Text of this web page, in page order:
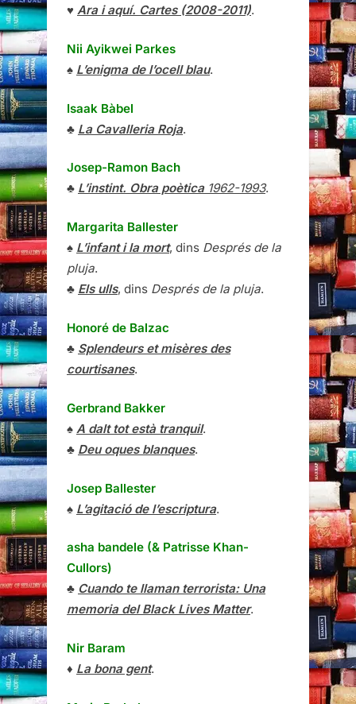
♥ Ara i aquí. Cartes (2008-2011).
Nii Ayikwei Parkes
♠ L’enigma de l’ocell blau.
Isaak Bàbel
♣ La Cavalleria Roja.
Josep-Ramon Bach
♣ L’instint. Obra poètica1962-1993.
Margarita Ballester
♠ L’infant i la mort, dins Després de la
pluja.
♣ Els ulls, dins Després de la pluja.
Honoré de Balzac
♣ Splendeurs et misères des
courtisanes.
Gerbrand Bakker
♠ A dalt tot està tranquil.
♣ Deu oques blanques.
Josep Ballester
♠ L’agitació de l’escriptura.
asha bandele (& Patrisse Khan-
Cullors)
♣ Cuando te llaman terrorista: Una
memoria del Black Lives Matter.
Nir Baram
♦ La bona gent.